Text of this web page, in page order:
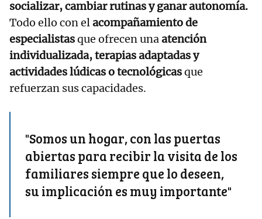
socializar, cambiar rutinas y ganar autonomía.
Todo ello con elacompañamiento de
especialistasque ofrecen unaatención
individualizada, terapias adaptadas y
actividades lúdicas o tecnológicasque
refuerzan sus capacidades.
"Somos un hogar, con las puertas
abiertas para recibir la visita de los
familiares siempre que lo deseen,
su implicación es muy importante"